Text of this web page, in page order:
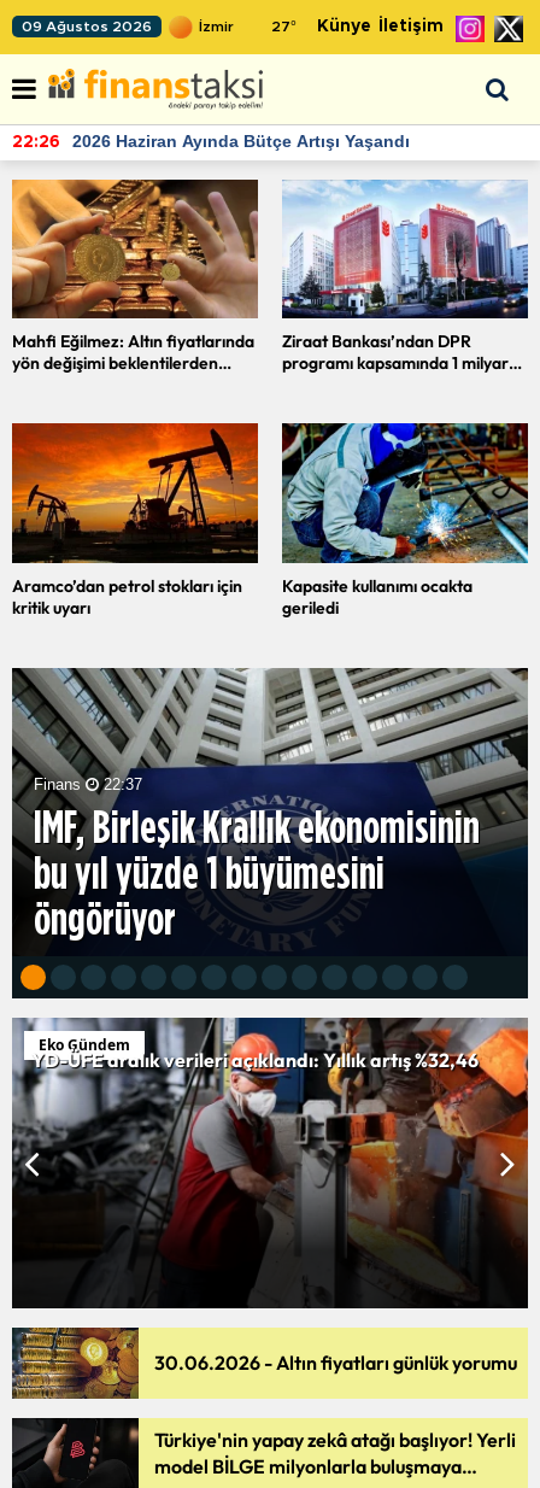
09 Ağustos 2026 27° Künye İletişim
22:24 TCMB'nin rezervlerinde artan momentum devam ediyor
Mahfi Eğilmez: Altın fiyatlarında
yön değişimi beklentilerden
Ziraat Bankası’ndan DPR
programı kapsamında 1 milyar
Aramco’dan petrol stokları için
kritik uyarı
Kapasite kullanımı ocakta
geriledi
Finans 22:30
Bitcoin, 65 bin dolar seviyesinin
altına düştü...
Eko Gündem
YD-ÜFE aralık verileri açıklandı: Yıllık artış %32,46
30.06.2026 - Altın fiyatları günlük yorumu
Türkiye'nin yapay zekâ atağı başlıyor! Yerli
model BİLGE milyonlarla buluşmaya